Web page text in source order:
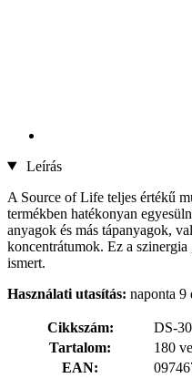
Leírás
A Source of Life teljes értékű
termékben hatékonyan
anyagok és más tápanyagok,
koncentrátumok. Ez a
ismert.
Használati utasítás: naponta 9
Cikkszám:
DS-
Tartalom:
180
EAN: